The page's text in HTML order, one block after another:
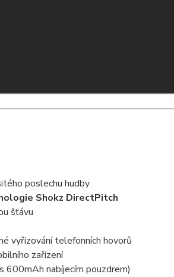
poslechu hudby
Shokz DirectPitch
šťávu
vyřizování telefonních hovorů
zařízení
600mAh nabíjecím pouzdrem)